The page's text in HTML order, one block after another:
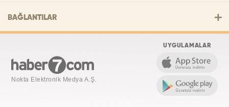
BAĞLANTILAR
Nokta Elektronik Medya A.Ş.
UYGULAMALAR